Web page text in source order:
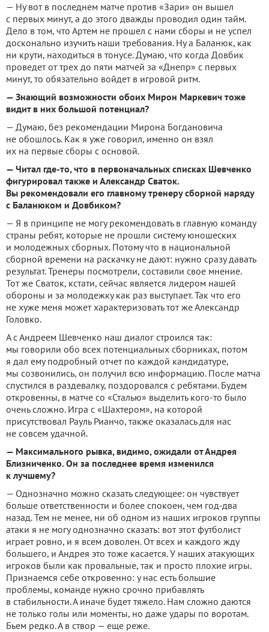
— Ну вот в последнем матче против «Зари» он вышел
с первых минут, а до этого дважды проводил один тайм.
Дело в том, что Артем не прошел с нами сборы и не успел
досконально изучить наши требования. Ну а Баланюк, как
ни крути, находиться в тонусе. Думаю, что когда Довбик
проведет от трех до пяти матчей за «Днепр» с первых
минут, то обязательно войдет в игровой ритм.
— Знающий возможности обоих Мирон Маркевич тоже
видит в них большой потенциал?
— Думаю, без рекомендации Мирона Богдановича
не обошлось. Как я уже говорил, именно он взял
их на первые сборы с основой.
— Читал где-то, что в первоначальных списках Шевченко
фигурировал также и Александр Сваток.
Вы рекомендовали его главному тренеру сборной наряду
с Баланюком и Довбиком?
— Я в принципе не могу рекомендовать в главную команду
страны ребят, которые не прошли систему юношеских
и молодежных сборных. Потому что в национальной
сборной времени на раскачку не дают: нужно сразу давать
результат. Тренеры посмотрели, составили свое мнение.
Тот же Сваток, кстати, сейчас является лидером нашей
обороны и за молодежку как раз выступает. Так что его
не хуже меня может характеризовать тот же Александр
Головко.
А с Андреем Шевченко наш диалог строился так:
мы говорили обо всех потенциальных сборниках, потом
я дал ему подробный отчет по каждой кандидатуре,
мы созвонились, он получил всю информацию. После матча
спустился в раздевалку, поздоровался с ребятами. Будем
откровенны, в матче со «Сталью» выделить кого-то было
очень сложно. Игра с «Шахтером», на которой
присутствовал Рауль Рианчо, также оказалась для нас
не совсем удачной.
— Максимального рывка, видимо, ожидали от Андрея
Близниченко. Он за последнее время изменился
к лучшему?
— Однозначно можно сказать следующее: он чувствует
больше ответственности и более спокоен, чем год-два
назад. Тем не менее, ни об одном из наших игроков группы
атаки я не могу однозначно сказать: вот этот футболист
играет ровно, и я всем доволен. От всех и каждого жду
большего, и Андрея это тоже касается. У наших атакующих
игроков были как провальные, так и просто плохие игры.
Признаемся себе откровенно: у нас есть большие
проблемы, команде нужно срочно прибавлять
в стабильности. А иначе будет тяжело. Нам сложно даются
не только голы или моменты, но даже удары по воротам.
Бьем редко. А в створ — еще реже.